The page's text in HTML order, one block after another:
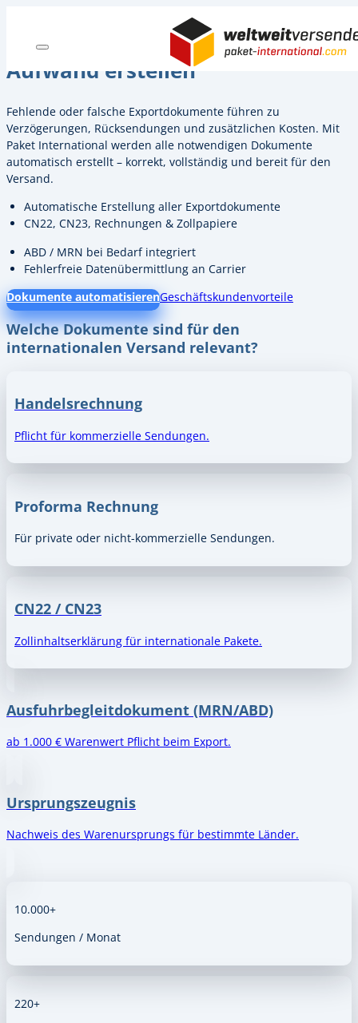
Zoll- und Exportdokumente ohne
Aufwand erstellen
Fehlende oder falsche Exportdokumente führen zu
Verzögerungen, Rücksendungen und zusätzlichen Kosten. Mit
Paket International werden alle notwendigen Dokumente
automatisch erstellt – korrekt, vollständig und bereit für den
Versand.
Automatische Erstellung aller Exportdokumente
CN22, CN23, Rechnungen & Zollpapiere
ABD / MRN bei Bedarf integriert
Fehlerfreie Datenübermittlung an Carrier
Dokumente automatisierenGeschäftskundenvorteile
Welche Dokumente sind für den
internationalen Versand relevant?
Handelsrechnung
Pflicht für kommerzielle Sendungen.
Proforma Rechnung
Für private oder nicht-kommerzielle Sendungen.
CN22 / CN23
Zollinhaltserklärung für internationale Pakete.
Ausfuhrbegleitdokument (MRN/ABD)
ab 1.000 € Warenwert Pflicht beim Export.
Ursprungszeugnis
Nachweis des Warenursprungs für bestimmte Länder.
10.000+
Sendungen / Monat
220+